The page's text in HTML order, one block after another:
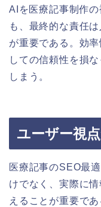
AIを医療記事制作
も、最終的な責任
が重要である。効
しての信頼性を損
しまう。
ユーザー視
医療記事のSEO最
けでなく、実際に
えることが重要で